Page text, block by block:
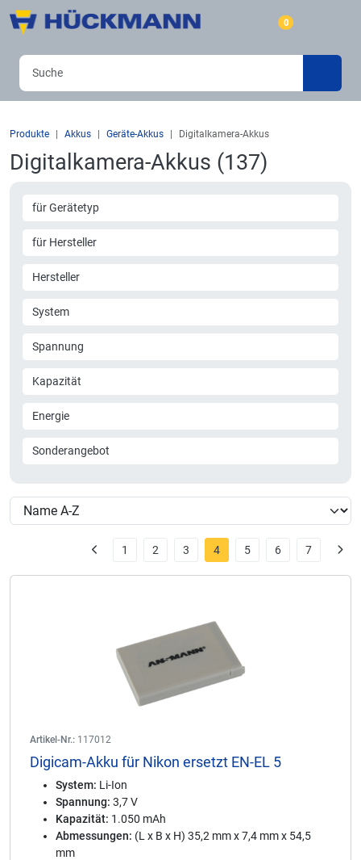
0
Produkte Akkus Geräte-Akkus Digitalkamera-Akkus
Digitalkamera-Akkus (137)
für Gerätetyp
für Hersteller
Hersteller
System
Spannung
Kapazität
Energie
Sonderangebot
1 2 3 4 5 6 7
Artikel-Nr.: 117012
Digicam-Akku für Nikon ersetzt EN-EL 5
System: Li-Ion
Spannung: 3,7 V
Kapazität: 1.050 mAh
Abmessungen: (L x B x H) 35,2 mm x 7,4 mm x 54,5
mm